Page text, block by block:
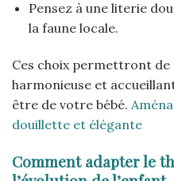
Pensez à une literie
la faune locale.
Ces choix permettront de
harmonieuse et
être de votre bébé.
douillette et élégante
Comment adapter le